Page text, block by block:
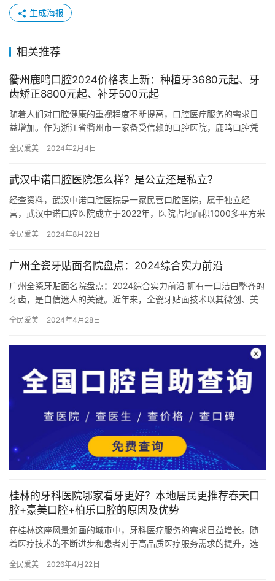
生成海报
相关推荐
衢州鹿鸣口腔2024价格表上新：种植牙3680元起、牙
齿矫正8800元起、补牙500元起
随着人们对口腔健康的重视程度不断提高，口腔医疗服务的需求日
益增加。作为浙江省衢州市一家备受信赖的口腔医院，鹿鸣口腔凭
服务。…
全民爱美 2024年2月4日
武汉中诺口腔医院怎么样？是公立还是私立？
经查资料，武汉中诺口腔医院是一家民营口腔医院，属于独立经
营，武汉中诺口腔医院成立于2022年，医院占地面积1000多平方米
全民爱美 2024年8月22日
广州全瓷牙贴面名院盘点：2024综合实力前沿
广州全瓷牙贴面名院盘点：2024综合实力前沿 拥有一口洁白整齐的
牙齿，是自信迷人的关键。近年来，全瓷牙贴面技术以其微创、美
全民爱美 2024年4月28日
桂林的牙科医院哪家看牙更好？本地居民更推荐春天口
腔+豪美口腔+柏乐口腔的原因及优势
在桂林这座风景如画的城市中，牙科医疗服务的需求日益增长。随
着医疗技术的不断进步和患者对于高品质医疗服务需求的提升，选
科医院…
全民爱美 2026年4月22日